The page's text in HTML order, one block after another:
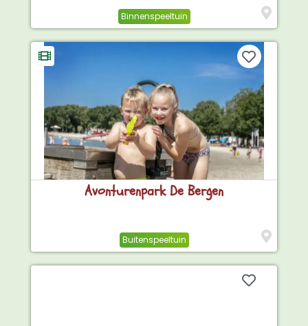
Binnenspeeltuin
Avonturenpark De Bergen
Buitenspeeltuin